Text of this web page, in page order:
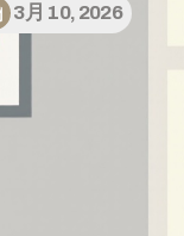
3月 10, 2026